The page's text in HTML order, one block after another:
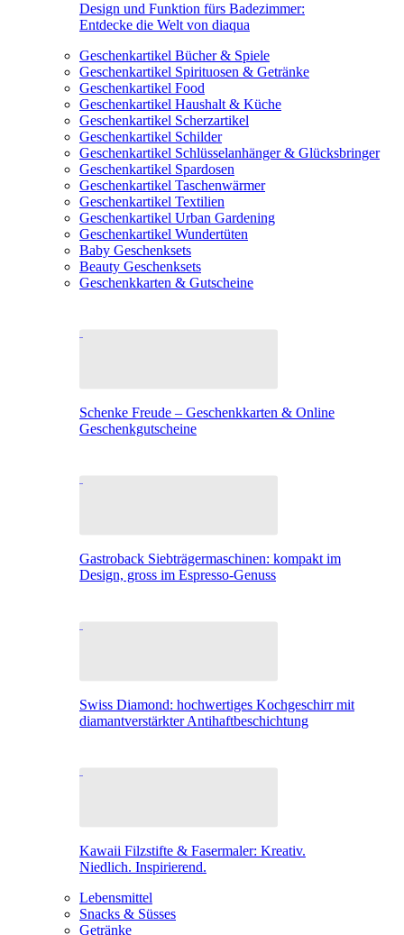
Design und Funktion fürs Badezimmer:
Entdecke die Welt von diaqua
Geschenkartikel Bücher & Spiele
Geschenkartikel Spirituosen & Getränke
Geschenkartikel Food
Geschenkartikel Haushalt & Küche
Geschenkartikel Scherzartikel
Geschenkartikel Schilder
Geschenkartikel Schlüsselanhänger & Glücksbringer
Geschenkartikel Spardosen
Geschenkartikel Taschenwärmer
Geschenkartikel Textilien
Geschenkartikel Urban Gardening
Geschenkartikel Wundertüten
Baby Geschenksets
Beauty Geschenksets
Geschenkkarten & Gutscheine
Schenke Freude – Geschenkkarten & Online
Geschenkgutscheine
Gastroback Siebträgermaschinen: kompakt im
Design, gross im Espresso-Genuss
Swiss Diamond: hochwertiges Kochgeschirr mit
diamantverstärkter Antihaftbeschichtung
Kawaii Filzstifte & Fasermaler: Kreativ.
Niedlich. Inspirierend.
Lebensmittel
Snacks & Süsses
Getränke